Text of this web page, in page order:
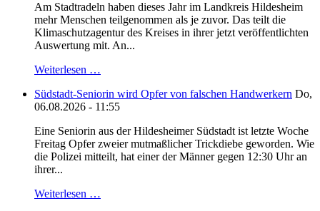
Am Stadtradeln haben dieses Jahr im Landkreis Hildesheim
mehr Menschen teilgenommen als je zuvor. Das teilt die
Klimaschutzagentur des Kreises in ihrer jetzt veröffentlichten
Auswertung mit. An...
Weiterlesen …
Südstadt-Seniorin wird Opfer von falschen Handwerkern Do,
06.08.2026 - 11:55
Eine Seniorin aus der Hildesheimer Südstadt ist letzte Woche
Freitag Opfer zweier mutmaßlicher Trickdiebe geworden. Wie
die Polizei mitteilt, hat einer der Männer gegen 12:30 Uhr an
ihrer...
Weiterlesen …